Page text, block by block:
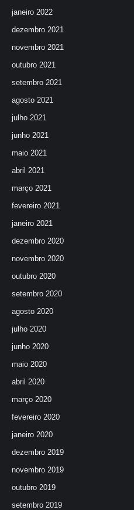
janeiro 2022
dezembro 2021
novembro 2021
outubro 2021
setembro 2021
agosto 2021
julho 2021
junho 2021
maio 2021
abril 2021
março 2021
fevereiro 2021
janeiro 2021
dezembro 2020
novembro 2020
outubro 2020
setembro 2020
agosto 2020
julho 2020
junho 2020
maio 2020
abril 2020
março 2020
fevereiro 2020
janeiro 2020
dezembro 2019
novembro 2019
outubro 2019
setembro 2019